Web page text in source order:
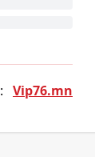
Vip76.mn